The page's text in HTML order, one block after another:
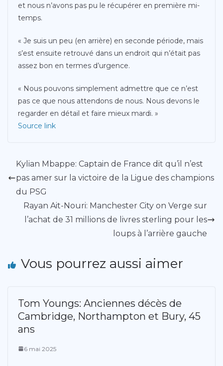
et nous n’avons pas pu le récupérer en première mi-
temps.
« Je suis un peu (en arrière) en seconde période, mais
s’est ensuite retrouvé dans un endroit qui n’était pas
assez bon en termes d’urgence.
« Nous pouvons simplement admettre que ce n’est
pas ce que nous attendons de nous. Nous devons le
regarder en détail et faire mieux mardi. »
Source link
Kylian Mbappe: Captain de France dit qu’il n’est
pas amer sur la victoire de la Ligue des champions
du PSG
Rayan Ait-Nouri: Manchester City on Verge sur
l’achat de 31 millions de livres sterling pour les
loups à l’arrière gauche
Vous pourrez aussi aimer
Tom Youngs: Anciennes décès de
Cambridge, Northampton et Bury, 45
ans
6 mai 2025